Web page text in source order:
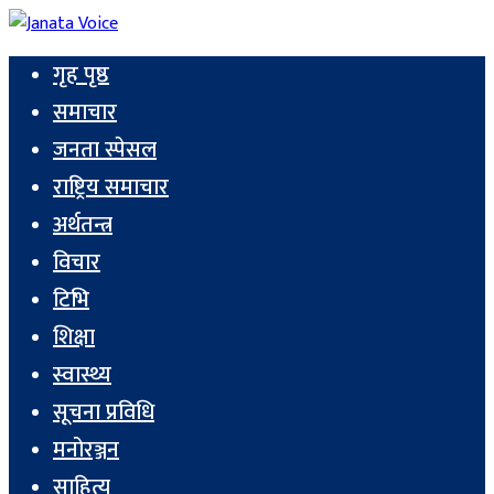
गृह पृष्ठ
समाचार
जनता स्पेसल
राष्ट्रिय समाचार
अर्थतन्त्र
विचार
टिभि
शिक्षा
स्वास्थ्य
सूचना प्रविधि
मनोरञ्जन